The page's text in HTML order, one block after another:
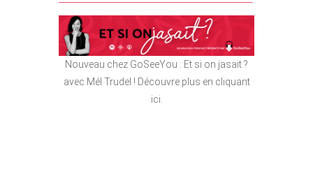
Nouveau chez GoSeeYou : Et si on jasait ?
avec Mél Trudel ! Découvre plus en cliquant
ici.